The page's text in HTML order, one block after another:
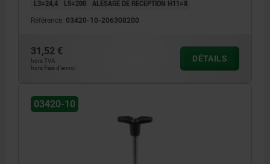
L3=24,4
L5=200 ALÉSAGE DE RÉCEPTION H11=8
Référence: 03420-10-206308200
31,52 €
hors TVA
hors frais d’envoi
DÉTAILS
03420-10